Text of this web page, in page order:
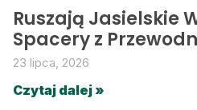
Ruszają Jasielskie
Spacery z
23 lipca, 2026
Czytaj dalej »